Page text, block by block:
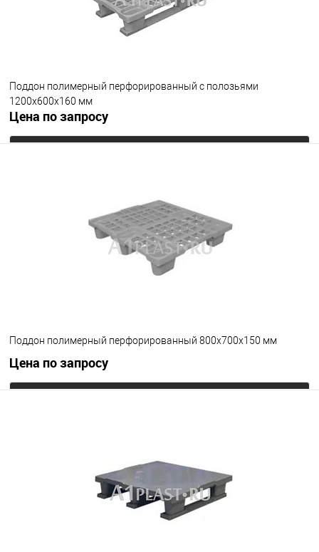
Поддон полимерный перфорированный с полозьями
1200х600х160 мм
Цена по запросу
Поддон полимерный перфорированный 800х700х150 мм
Цена по запросу